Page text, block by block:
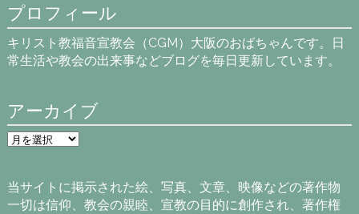
プロフィール
キリスト教福音宣教会（CGM）大阪のおばちゃんです。日
常生活や教会の出来事などブログを毎日更新しています。
アーカイブ
ア
ー
ブ
当サイトに掲示された絵、写真、文章、映像などの著作物
一切は信仰、教会の親睦、宣教の目的に創作され、著作権